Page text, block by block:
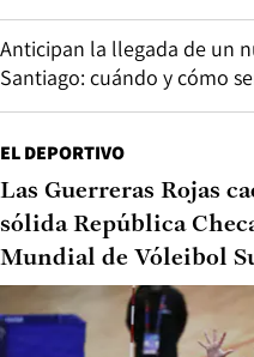
Anticipan la llegada de un
Santiago: cuándo y cómo
EL DEPORTIVO
Las Guerreras Rojas
sólida República
Mundial de Vóleibol